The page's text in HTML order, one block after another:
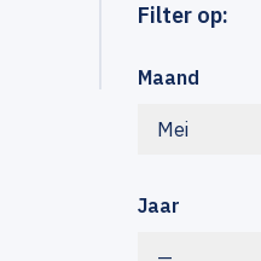
Filter op:
Maand
Mei
Jaar